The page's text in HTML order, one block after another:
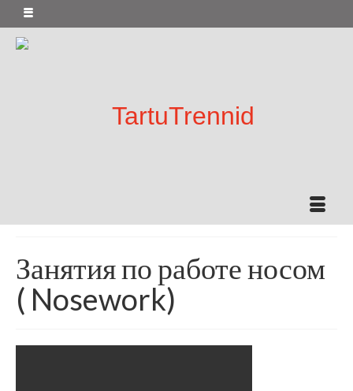
Занятия по работе носом
( Nosework)